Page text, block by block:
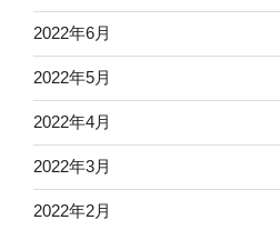
2022年6月
2022年5月
2022年4月
2022年3月
2022年2月